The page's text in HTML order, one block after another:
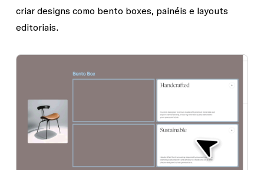
criar designs como bento boxes, painéis e layouts
editoriais.